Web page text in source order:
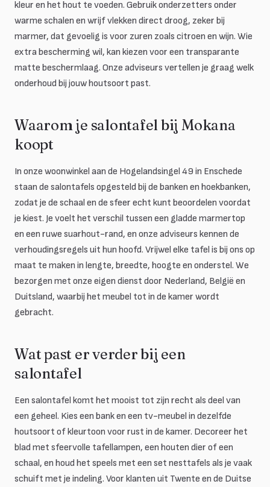
kleur en het hout te voeden. Gebruik onderzetters onder
warme schalen en wrijf vlekken direct droog, zeker bij
marmer, dat gevoelig is voor zuren zoals citroen en wijn. Wie
extra bescherming wil, kan kiezen voor een transparante
matte beschermlaag. Onze adviseurs vertellen je graag welk
onderhoud bij jouw houtsoort past.
Waarom je salontafel bij Mokana
koopt
In onze woonwinkel aan de Hogelandsingel 49 in Enschede
staan de salontafels opgesteld bij de banken en hoekbanken,
zodat je de schaal en de sfeer echt kunt beoordelen voordat
je kiest. Je voelt het verschil tussen een gladde marmertop
en een ruwe suarhout-rand, en onze adviseurs kennen de
verhoudingsregels uit hun hoofd. Vrijwel elke tafel is bij ons op
maat te maken in lengte, breedte, hoogte en onderstel. We
bezorgen met onze eigen dienst door Nederland, België en
Duitsland, waarbij het meubel tot in de kamer wordt
gebracht.
Wat past er verder bij een
salontafel
Een salontafel komt het mooist tot zijn recht als deel van
een geheel. Kies een bank en een tv-meubel in dezelfde
houtsoort of kleurtoon voor rust in de kamer. Decoreer het
blad met sfeervolle tafellampen, een houten dier of een
schaal, en houd het speels met een set nesttafels als je vaak
schuift met je indeling. Voor klanten uit Twente en de Duitse